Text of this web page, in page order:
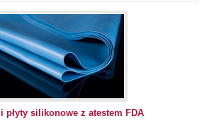
płyty silikonowe z atestem FDA